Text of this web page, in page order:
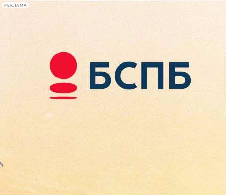
РЕКЛАМА
Сегодня:
2026.08.07
23:59
Афиша Plus